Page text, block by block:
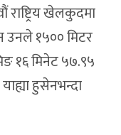
खेलकुदमा
उनले १५०० मिटर
१६ मिनेट ५७.९५
हुसेनभन्दा